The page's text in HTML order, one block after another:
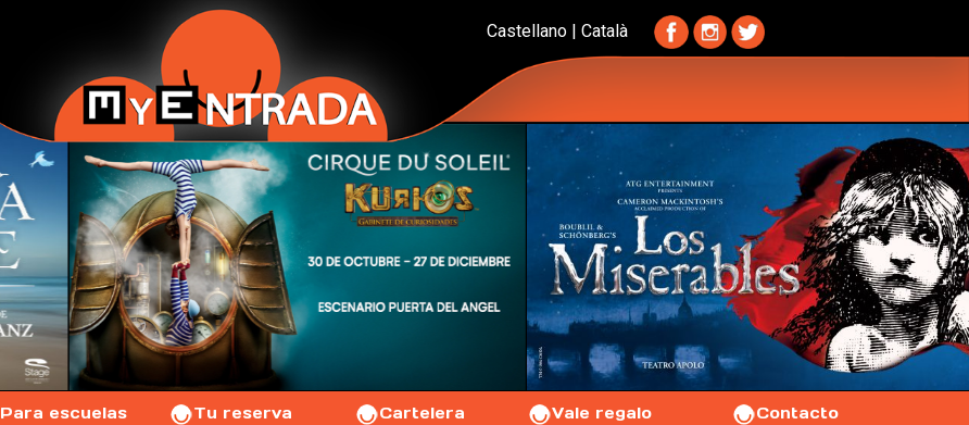
Castellano |Català
Para escuelas Tu reserva Cartelera Vale regalo Contacto